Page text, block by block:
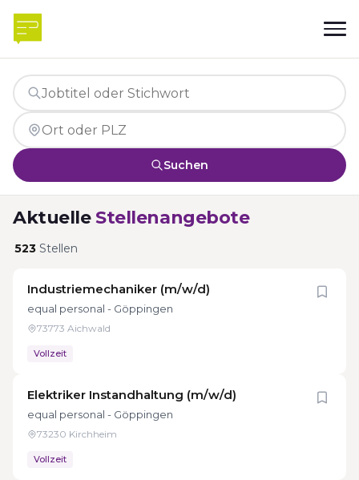
Suchen
Aktuelle Stellenangebote
523 Stellen
Industriemechaniker (m/w/d)
equal personal - Göppingen
73773 Aichwald
Vollzeit
Elektriker Instandhaltung (m/w/d)
equal personal - Göppingen
73230 Kirchheim
Vollzeit